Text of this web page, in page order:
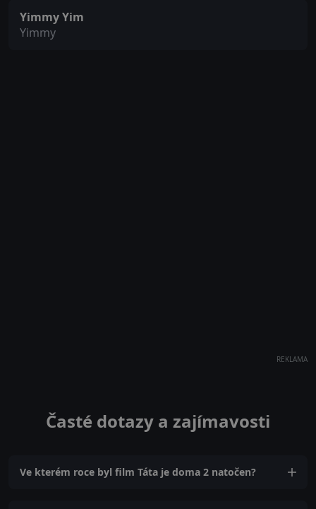
Yimmy Yim
Yimmy
REKLAMA
Časté dotazy a zajímavosti
Ve kterém roce byl film Táta je doma 2 natočen?